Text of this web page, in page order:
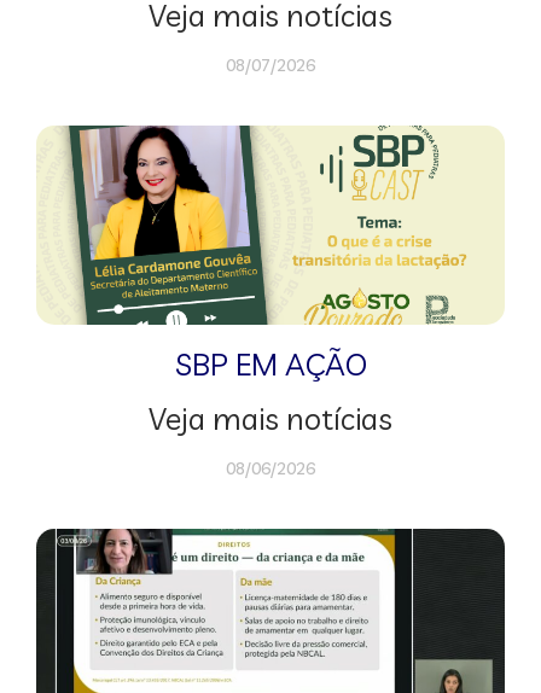
Veja mais notícias
08/07/2026
SBP EM AÇÃO
Veja mais notícias
08/06/2026